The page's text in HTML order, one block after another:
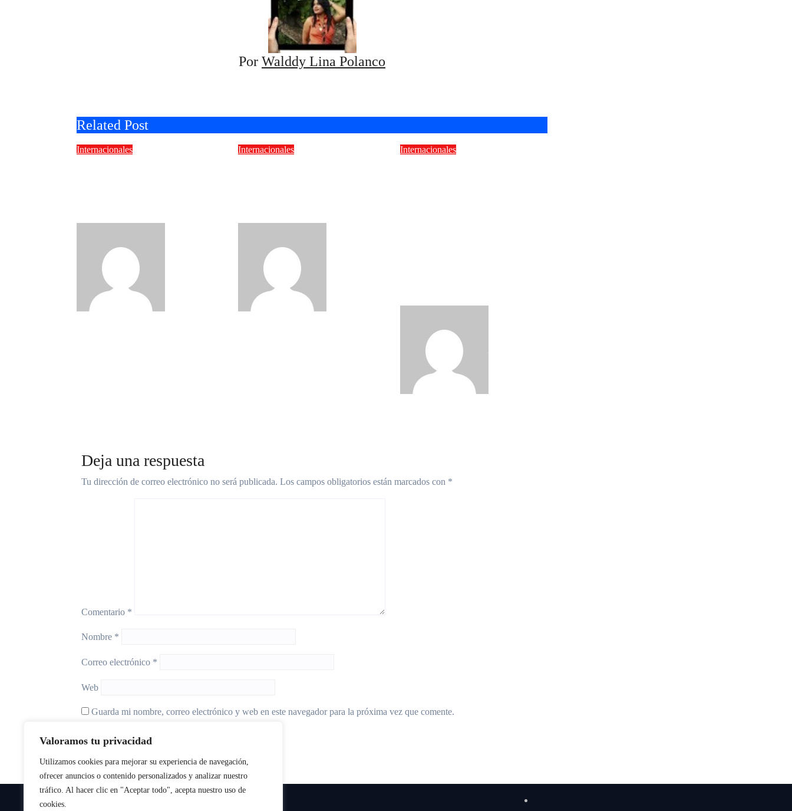
Valoramos tu privacidad
Utilizamos cookies para mejorar su experiencia de navegación,
ofrecer anuncios o contenido personalizados y analizar nuestro
tráfico. Al hacer clic en "Aceptar todo", acepta nuestro uso de
cookies.
Por Walddy Lina Polanco
Related Post
Internacionales Internacionales Internacionales
Deja una respuesta
Tu dirección de correo electrónico no será publicada. Los campos obligatorios están marcados con *
Comentario *
Nombre *
Correo electrónico *
Web
Guarda mi nombre, correo electrónico y web en este navegador para la próxima vez que comente.